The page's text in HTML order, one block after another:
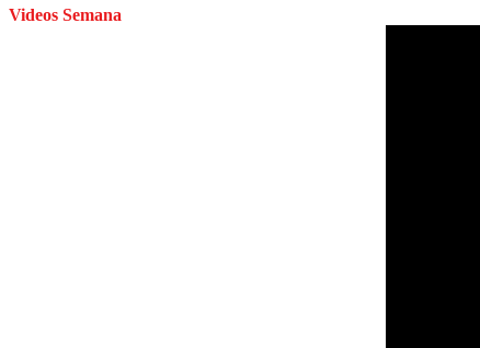
Videos Semana